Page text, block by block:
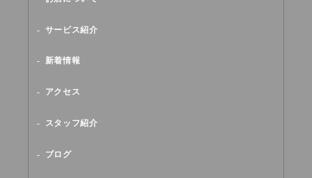
サービス紹介
新着情報
アクセス
スタッフ紹介
ブログ